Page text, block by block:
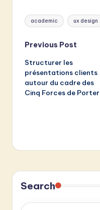
Tags:
academic ux design
Post
navigation
Previous Post
Structurer les
présentations clients
autour du cadre des
Cinq Forces de Porter
Search